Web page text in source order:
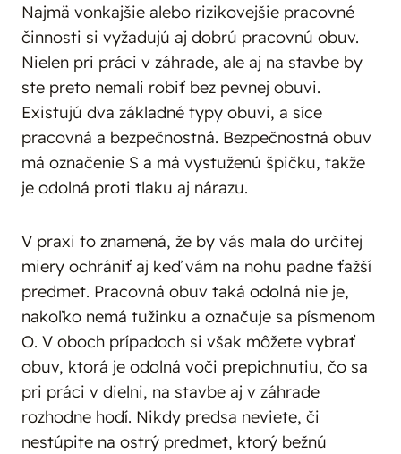
Najmä vonkajšie alebo rizikovejšie pracovné
činnosti si vyžadujú aj dobrú pracovnú obuv.
Nielen pri práci v záhrade, ale aj na stavbe by
ste preto nemali robiť bez pevnej obuvi.
Existujú dva základné typy obuvi, a síce
pracovná a bezpečnostná. Bezpečnostná obuv
má označenie S a má vystuženú špičku, takže
je odolná proti tlaku aj nárazu.
V praxi to znamená, že by vás mala do určitej
miery ochrániť aj keď vám na nohu padne ťažší
predmet. Pracovná obuv taká odolná nie je,
nakoľko nemá tužinku a označuje sa písmenom
O. V oboch prípadoch si však môžete vybrať
obuv, ktorá je odolná voči prepichnutiu, čo sa
pri práci v dielni, na stavbe aj v záhrade
rozhodne hodí. Nikdy predsa neviete, či
nestúpite na ostrý predmet, ktorý bežnú